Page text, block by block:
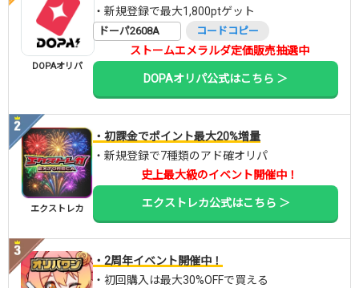
DOPAオリパ
・新規登録で最大1,800ptゲット
ドーパ2608A コードコピー
ストームエメラルダ定価販売抽選中
DOPAオリパ公式はこちら ＞
エクストレカ
・初課金でポイント最大20%増量
・新規登録で7種類のアド確オリパ
史上最大級のイベント開催中！
エクストレカ公式はこちら ＞
・2周年イベント開催中！
・初回購入は最大30%OFFで買える